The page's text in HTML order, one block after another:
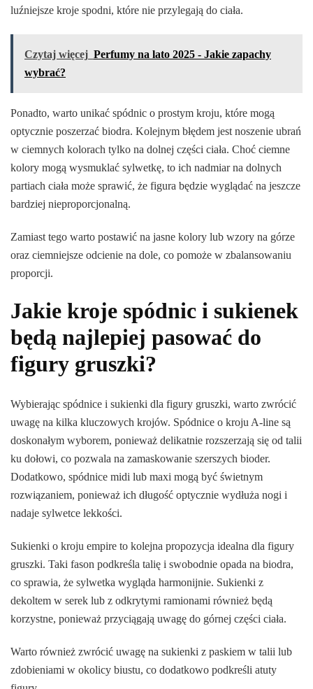
luźniejsze kroje spodni, które nie przylegają do ciała.
Czytaj więcej Perfumy na lato 2025 - Jakie zapachy
wybrać?
Ponadto, warto unikać spódnic o prostym kroju, które mogą
optycznie poszerzać biodra. Kolejnym błędem jest noszenie ubrań
w ciemnych kolorach tylko na dolnej części ciała. Choć ciemne
kolory mogą wysmuklać sylwetkę, to ich nadmiar na dolnych
partiach ciała może sprawić, że figura będzie wyglądać na jeszcze
bardziej nieproporcjonalną.
Zamiast tego warto postawić na jasne kolory lub wzory na górze
oraz ciemniejsze odcienie na dole, co pomoże w zbalansowaniu
proporcji.
Jakie kroje spódnic i sukienek
będą najlepiej pasować do
figury gruszki?
Wybierając spódnice i sukienki dla figury gruszki, warto zwrócić
uwagę na kilka kluczowych krojów. Spódnice o kroju A-line są
doskonałym wyborem, ponieważ delikatnie rozszerzają się od talii
ku dołowi, co pozwala na zamaskowanie szerszych bioder.
Dodatkowo, spódnice midi lub maxi mogą być świetnym
rozwiązaniem, ponieważ ich długość optycznie wydłuża nogi i
nadaje sylwetce lekkości.
Sukienki o kroju empire to kolejna propozycja idealna dla figury
gruszki. Taki fason podkreśla talię i swobodnie opada na biodra,
co sprawia, że sylwetka wygląda harmonijnie. Sukienki z
dekoltem w serek lub z odkrytymi ramionami również będą
korzystne, ponieważ przyciągają uwagę do górnej części ciała.
Warto również zwrócić uwagę na sukienki z paskiem w talii lub
zdobieniami w okolicy biustu, co dodatkowo podkreśli atuty